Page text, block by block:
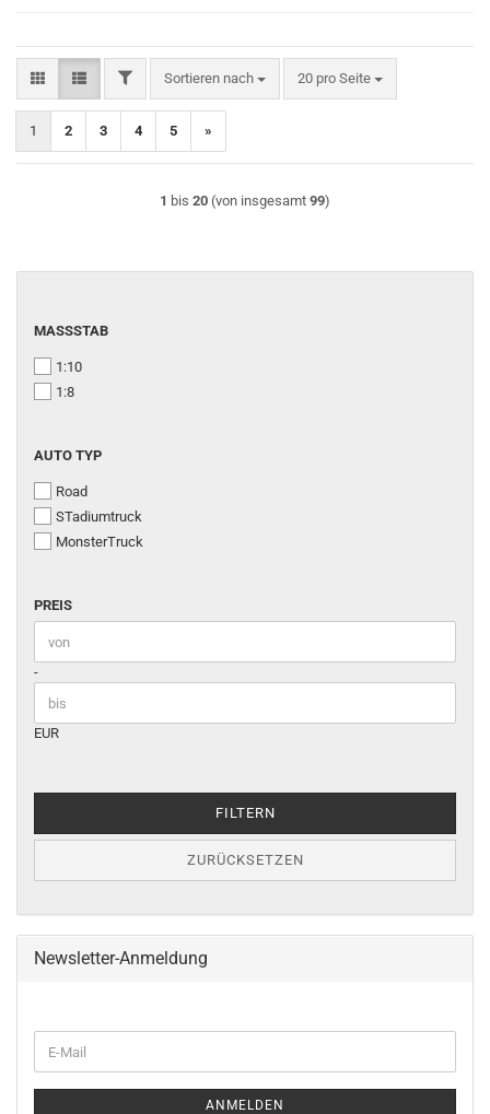
FILTERSortieren nach
Sortieren nach 20 pro Seite
pro Seite
1 2 3 4 5 »
1 bis 20 (von insgesamt 99)
MASSSTAB
MASSSTAB
1:10
1:8
AUTO
AUTO TYP
Road
STadiumtruck
MonsterTruck
PREIS
PREIS
Preis bis
-
EUR
FILTERN
ZURÜCKSETZEN
Newsletter-Anmeldung
ZUR
E-
Mail
ANMELDEN